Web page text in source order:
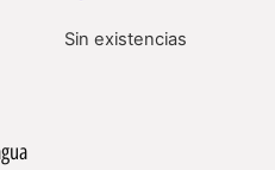
Sin existencias